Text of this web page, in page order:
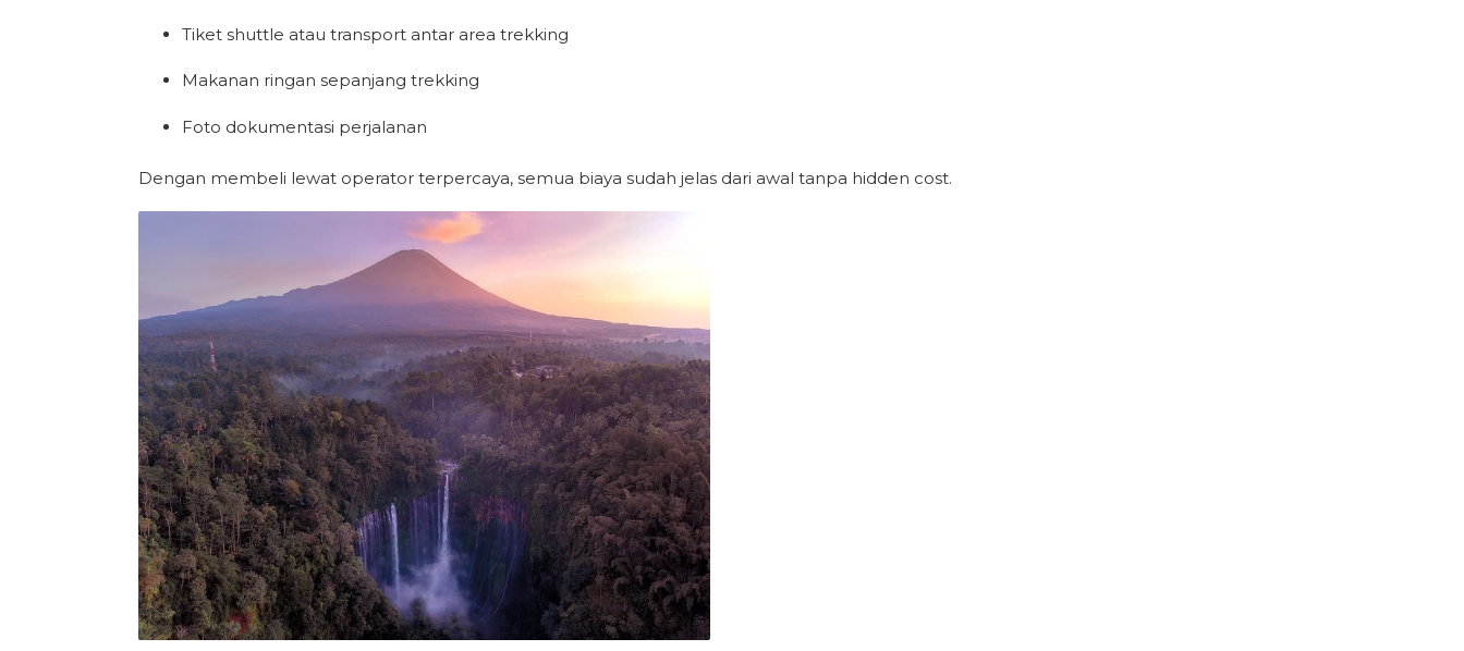
Tiket shuttle atau transport antar area trekking
Makanan ringan sepanjang trekking
Foto dokumentasi perjalanan
Dengan membeli lewat operator terpercaya, semua biaya sudah jelas dari awal tanpa hidden cost.